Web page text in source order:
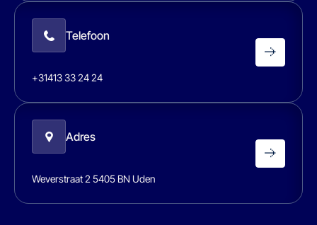
Telefoon
+31413 33 24 24
Adres
Weverstraat 2 5405 BN Uden